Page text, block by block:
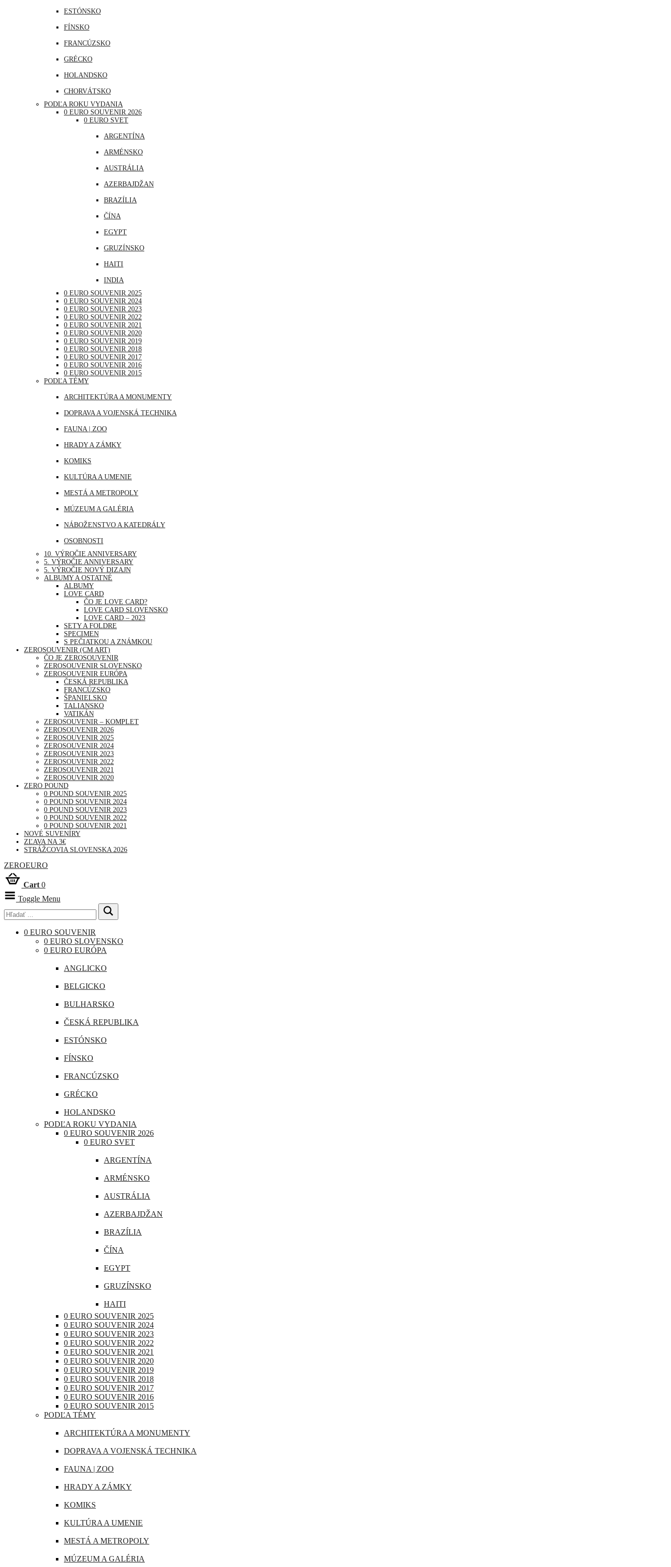
ESTÓNSKO
FÍNSKO
FRANCÚZSKO
GRÉCKO
HOLANDSKO
CHORVÁTSKO
ÍRSKO
ISLAND
LOTYŠSKO
LUXEMBURSKO
MAĎARSKO
NEMECKO
PORTUGALSKO
RAKÚSKO
RUMUNSKO
RUSKO
SAN MARÍNO
SLOVINSKO
ŠPANIELSKO
ŠVAJČIARSKO
ŠVÉDSKO
TALIANSKO
VATIKÁN
PODĽA ROKU VYDANIA
0 EURO SOUVENIR 2026
0 EURO SVET
ARGENTÍNA
ARMÉNSKO
AUSTRÁLIA
AZERBAJDŽAN
BRAZÍLIA
ČÍNA
EGYPT
GRUZÍNSKO
HAITI
INDIA
INDONÉZIA
IRAK
JAPONSKO
KANADA
KATAR
KUBA
LIBANON
SAUDSKÁ ARÁBIA
THAJSKO
TURECKO
0 EURO SOUVENIR 2025
0 EURO SOUVENIR 2024
0 EURO SOUVENIR 2023
0 EURO SOUVENIR 2022
0 EURO SOUVENIR 2021
0 EURO SOUVENIR 2020
0 EURO SOUVENIR 2019
0 EURO SOUVENIR 2018
0 EURO SOUVENIR 2017
0 EURO SOUVENIR 2016
0 EURO SOUVENIR 2015
PODĽA TÉMY
ARCHITEKTÚRA A MONUMENTY
DOPRAVA A VOJENSKÁ TECHNIKA
FAUNA | ZOO
HRADY A ZÁMKY
KOMIKS
KULTÚRA A UMENIE
MESTÁ A METROPOLY
MÚZEUM A GALÉRIA
NÁBOŽENSTVO A KATEDRÁLY
OSOBNOSTI
PRÍRODA
ŠPORT
UDALOSTI A VÝROČIA
VOĽNÝ ČAS | ZÁBAVA A RELAX
10. VÝROČIE ANNIVERSARY
5. VÝROČIE ANNIVERSARY
5. VÝROČIE NOVÝ DIZAJN
ALBUMY A OSTATNÉ
ALBUMY
LOVE CARD
ČO JE LOVE CARD?
LOVE CARD SLOVENSKO
LOVE CARD – 2023
SETY A FOLDRE
SPECIMEN
S PEČIATKOU A ZNÁMKOU
ZEROSOUVENIR (CM ART)
ČO JE ZEROSOUVENIR
ZEROSOUVENIR SLOVENSKO
ZEROSOUVENIR EURÓPA
ČESKÁ REPUBLIKA
FRANCÚZSKO
ŠPANIELSKO
TALIANSKO
VATIKÁN
ZEROSOUVENIR – KOMPLET
ZEROSOUVENIR 2026
ZEROSOUVENIR 2025
ZEROSOUVENIR 2024
ZEROSOUVENIR 2023
ZEROSOUVENIR 2022
ZEROSOUVENIR 2021
ZEROSOUVENIR 2020
ZERO POUND
0 POUND SOUVENIR 2025
0 POUND SOUVENIR 2024
0 POUND SOUVENIR 2023
0 POUND SOUVENIR 2022
0 POUND SOUVENIR 2021
NOVÉ SUVENÍRY
ZĽAVA NA 3€
STRÁŽCOVIA SLOVENSKA 2026
ZEROEURO
Cart 0
Toggle Menu
0 EURO SOUVENIR
0 EURO SLOVENSKO
0 EURO EURÓPA
ANGLICKO
BELGICKO
BULHARSKO
ČESKÁ REPUBLIKA
ESTÓNSKO
FÍNSKO
FRANCÚZSKO
GRÉCKO
HOLANDSKO
CHORVÁTSKO
ÍRSKO
LOTYŠSKO
LUXEMBURSKO
MAĎARSKO
NEMECKO
PORTUGALSKO
RAKÚSKO
RUMUNSKO
RUSKO
SAN MARÍNO
SLOVINSKO
ŠPANIELSKO
ŠVAJČIARSKO
ŠVÉDSKO
TALIANSKO
VATIKÁN
PODĽA ROKU VYDANIA
0 EURO SOUVENIR 2026
0 EURO SVET
ARGENTÍNA
ARMÉNSKO
AUSTRÁLIA
AZERBAJDŽAN
BRAZÍLIA
ČÍNA
EGYPT
GRUZÍNSKO
HAITI
INDIA
INDONÉZIA
IRAK
JAPONSKO
KANADA
KATAR
KUBA
LIBANON
MAROKO
MAURÍCIUS
MJANMARSKO
OMÁN
PERU
0 EURO SOUVENIR 2025
0 EURO SOUVENIR 2024
0 EURO SOUVENIR 2023
0 EURO SOUVENIR 2022
0 EURO SOUVENIR 2021
0 EURO SOUVENIR 2020
0 EURO SOUVENIR 2019
0 EURO SOUVENIR 2018
0 EURO SOUVENIR 2017
0 EURO SOUVENIR 2016
0 EURO SOUVENIR 2015
PODĽA TÉMY
ARCHITEKTÚRA A MONUMENTY
DOPRAVA A VOJENSKÁ TECHNIKA
FAUNA | ZOO
HRADY A ZÁMKY
KOMIKS
KULTÚRA A UMENIE
MESTÁ A METROPOLY
MÚZEUM A GALÉRIA